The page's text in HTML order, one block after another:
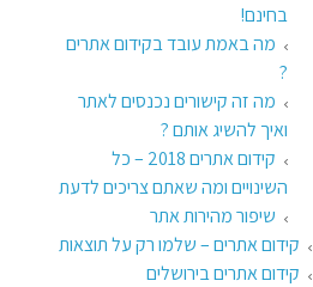
בחינם!
מה באמת עובד בקידום אתרים
?
מה זה קישורים נכנסים לאתר
ואיך להשיג אותם ?
קידום אתרים 2018 – כל
השינויים ומה שאתם צריכים לדעת
שיפור מהירות אתר
קידום אתרים – שלמו רק על תוצאות
קידום אתרים בירושלים